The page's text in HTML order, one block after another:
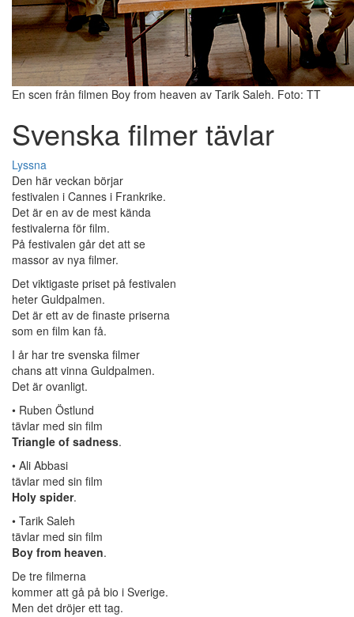
En scen från filmen Boy from heaven av Tarik Saleh. Foto: TT
Svenska filmer tävlar
Lyssna
Den här veckan börjar
festivalen i Cannes i Frankrike.
Det är en av de mest kända
festivalerna för film.
På festivalen går det att se
massor av nya filmer.
Det viktigaste priset på festivalen
heter Guldpalmen.
Det är ett av de finaste priserna
som en film kan få.
I år har tre svenska filmer
chans att vinna Guldpalmen.
Det är ovanligt.
• Ruben Östlund
tävlar med sin film
Triangle of sadness.
• Ali Abbasi
tävlar med sin film
Holy spider.
• Tarik Saleh
tävlar med sin film
Boy from heaven.
De tre filmerna
kommer att gå på bio i Sverige.
Men det dröjer ett tag.